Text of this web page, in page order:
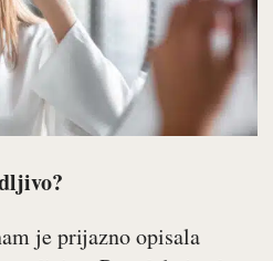
je prijazno opisala